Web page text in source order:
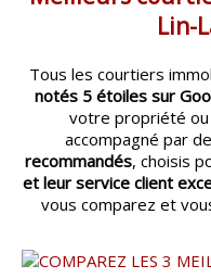
LAVAL
CATÉGORIES▼
ACHETEUR / VENDEUR
ENTREPRENEURS▼
ESPACE COURTIER ▼
Lin-
Tous les courtiers
notés 5 étoiles sur
votre propriété ou
accompagné par
recommandés, choisis
et leur service client
vous comparez et